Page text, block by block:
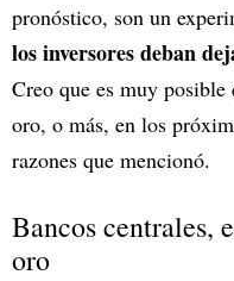
pronóstico, son un
los inversores deban
Creo que es muy
oro, o más, en los
razones que mencionó.
Bancos centrales,
oro